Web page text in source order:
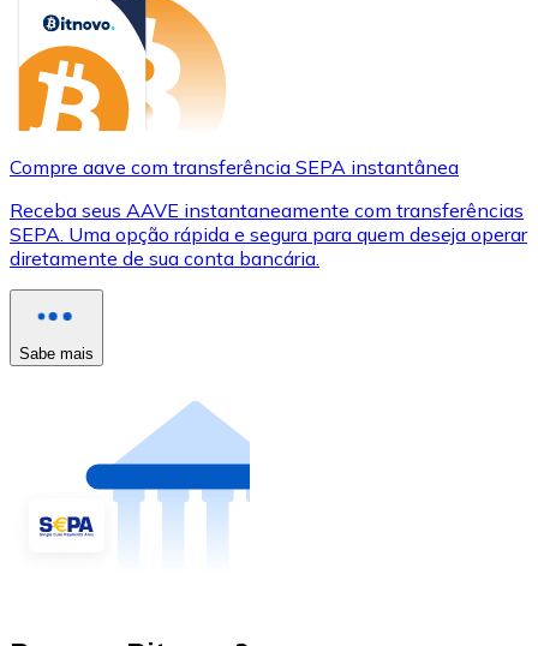
Compre aave com transferência SEPA instantânea
Receba seus AAVE instantaneamente com transferências
SEPA. Uma opção rápida e segura para quem deseja operar
diretamente de sua conta bancária.
Sabe mais